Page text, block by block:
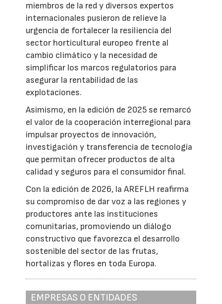
miembros de la red y diversos expertos
internacionales pusieron de relieve la
urgencia de fortalecer la resiliencia del
sector horticultural europeo frente al
cambio climático y la necesidad de
simplificar los marcos regulatorios para
asegurar la rentabilidad de las
explotaciones.
Asimismo, en la edición de 2025 se remarcó
el valor de la cooperación interregional para
impulsar proyectos de innovación,
investigación y transferencia de tecnología
que permitan ofrecer productos de alta
calidad y seguros para el consumidor final.
Con la edición de 2026, la AREFLH reafirma
su compromiso de dar voz a las regiones y
productores ante las instituciones
comunitarias, promoviendo un diálogo
constructivo que favorezca el desarrollo
sostenible del sector de las frutas,
hortalizas y flores en toda Europa.
EMPRESAS O ENTIDADES